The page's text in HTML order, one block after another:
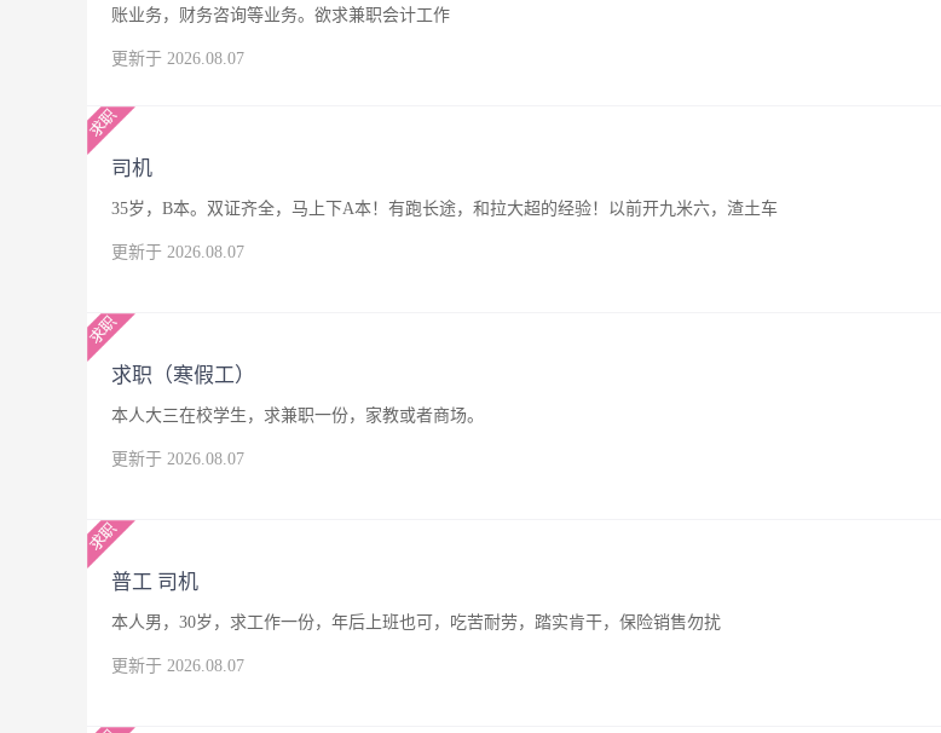
账业务，财务咨询等业务。欲求兼职会计工作
更新于 2026.08.07
司机
35岁，B本。双证齐全，马上下A本！有跑长途，和拉大超的经验！以前开九米六，渣土车
更新于 2026.08.07
求职（寒假工）
本人大三在校学生，求兼职一份，家教或者商场。
更新于 2026.08.07
普工 司机
本人男，30岁，求工作一份，年后上班也可，吃苦耐劳，踏实肯干，保险销售勿扰
更新于 2026.08.07